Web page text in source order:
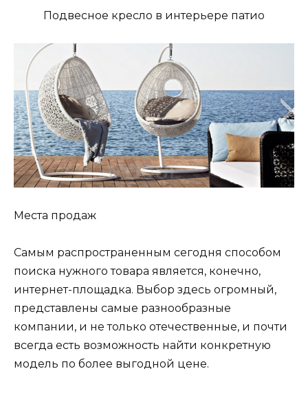
Подвесное кресло в интерьере патио
Места продаж
Самым распространенным сегодня способом
поиска нужного товара является, конечно,
интернет-площадка. Выбор здесь огромный,
представлены самые разнообразные
компании, и не только отечественные, и почти
всегда есть возможность найти конкретную
модель по более выгодной цене.